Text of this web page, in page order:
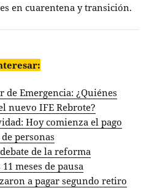
en cuarentena y transición.
de Emergencia: ¿Quiénes
nuevo IFE Rebrote?
Hoy comienza el pago
personas
de la reforma
meses de pausa
a pagar segundo retiro